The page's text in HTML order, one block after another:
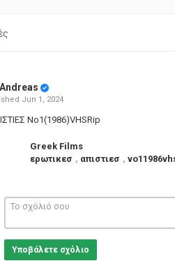
Jun 1, 2024
Νο1(1986)VHSRip
Greek Films
ερωτικεσ , απιστιεσ ,
Υποβάλετε σχόλιο